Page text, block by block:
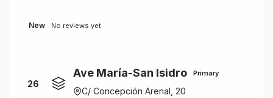
New No reviews yet
26
Ave María-San Isidro Primary
C/ Concepción Arenal, 20